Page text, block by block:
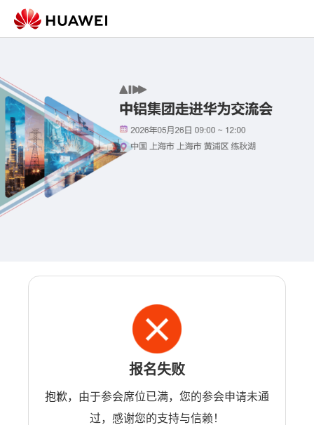
报名失败
抱歉，由于参会席位已满，您的参会申请未通
过，感谢您的支持与信赖！